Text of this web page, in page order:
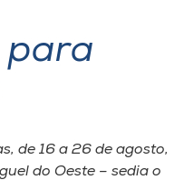
para
de 16 a 26 de agosto,
do Oeste – sedia o